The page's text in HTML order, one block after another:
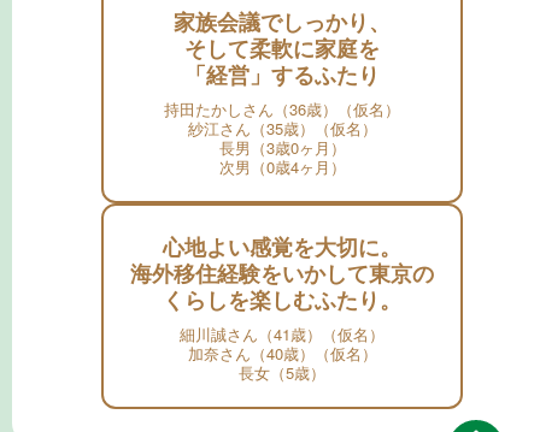
家族会議でしっかり、
そして柔軟に家庭を
「経営」するふたり
持田たかしさん（36歳）（仮名）
紗江さん（35歳）（仮名）
長男（3歳0ヶ月）
次男（0歳4ヶ月）
心地よい感覚を大切に。
海外移住経験をいかして東京の
くらしを楽しむふたり。
細川誠さん（41歳）（仮名）
加奈さん（40歳）（仮名）
長女（5歳）